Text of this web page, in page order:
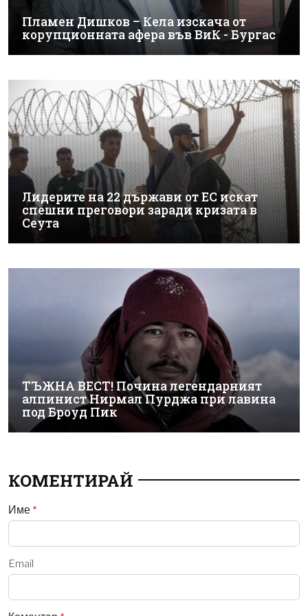
Пламен Дишков – Кела изскача от
корупционната афера във ВиК - Бургас
Лидерите на 22 държави от ЕС искат
спешни преговори заради кризата в
Сеута
ТЪЖНА ВЕСТ! Почина легендарният
алпинист Нирмал Пурджа при лавина
под Броуд Пик
КОМЕНТИРАЙ
Име *
Email